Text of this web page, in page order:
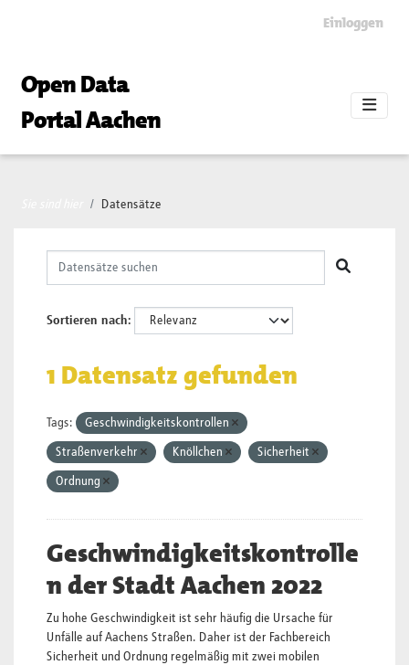
Einloggen
Open Data
Portal Aachen
Datensätze
Sortieren nach
1 Datensatz gefunden
Tags: Geschwindigkeitskontrollen
Straßenverkehr Knöllchen Sicherheit
Ordnung
Geschwindigkeitskontrolle
n der Stadt Aachen 2022
Zu hohe Geschwindigkeit ist sehr häufig die Ursache für
Unfälle auf Aachens Straßen. Daher ist der Fachbereich
Sicherheit und Ordnung regelmäßig mit zwei mobilen